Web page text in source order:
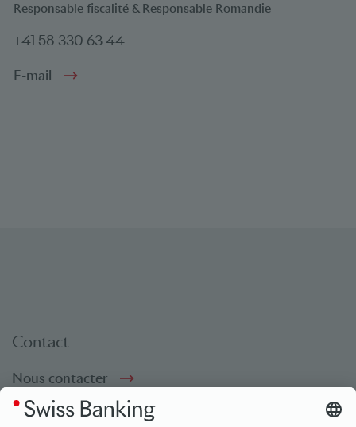
Responsable fiscalité & Responsable Romandie
+41 58 330 63 44
E-mail
Contact
Nous contacter